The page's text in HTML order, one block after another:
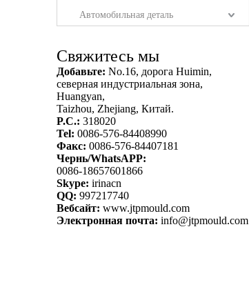
Автомобильная деталь
Свяжитесь мы
Добавьте: No.16, дорога Huimin,
северная индустриальная зона,
Huangyan,
Taizhou, Zhejiang, Китай.
P.C.: 318020
Tel: 0086-576-84408990
Факс: 0086-576-84407181
Чернь/WhatsAPP:
0086-18657601866
Skype: irinacn
QQ: 997217740
Вебсайт: www.jtpmould.com
Электронная почта: info@jtpmould.com